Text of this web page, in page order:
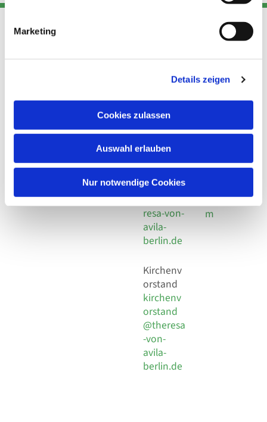
Marketing
Details zeigen
Cookies zulassen
Auswahl erlauben
Nur notwendige Cookies
Adresse
Kirchengemeinde Pfarrei
Hl. Theresa von Avila Berlin
Leitender Pfarrer - Norbert
Behaimstr. 39
Kont
Telefon
+49 30
924 64 28
Fax +49
30 924 54
18
E-Mail
info@the
resa-von-
avila-
berlin.de
Kirchenv
orstand
kirchenv
orstand
@theresa
-von-
avila-
berlin.de
Links
Datensch
utz
Social
Impressu
m